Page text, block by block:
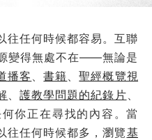
往任何時候都容易。互聯
變得無處不在——無論是
播客 、書籍 、聖經概覽視
、護教學問題的紀錄片
你正在尋找的內容。當
往任何時候都多，瀏覽基